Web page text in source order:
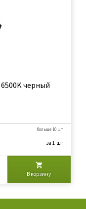
черный
больше 10 шт
за 1 шт
В корзину